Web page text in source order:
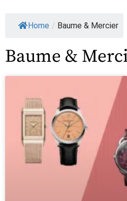
Home / Baume & Mercier
Baume &